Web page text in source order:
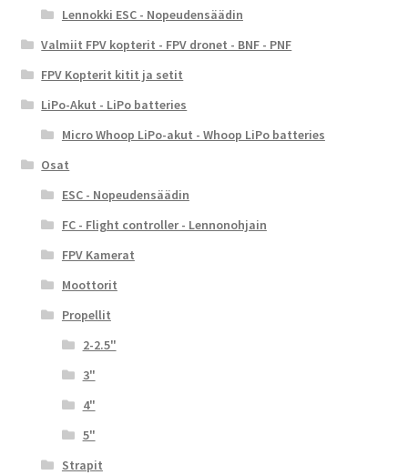
Lennokki ESC - Nopeudensäädin
Valmiit FPV kopterit - FPV dronet - BNF - PNF
FPV Kopterit kitit ja setit
LiPo-Akut - LiPo batteries
Micro Whoop LiPo-akut - Whoop LiPo batteries
Osat
ESC - Nopeudensäädin
FC - Flight controller - Lennonohjain
FPV Kamerat
Moottorit
Propellit
2-2.5"
3"
4"
5"
Strapit